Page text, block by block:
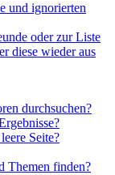
und ignorierten
oder zur Liste
diese wieder aus
durchsuchen?
Seite?
Themen finden?